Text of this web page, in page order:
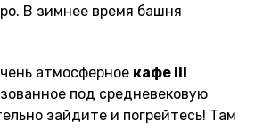
В зимнее время башня
атмосферное кафе III
под средневековую
зайдите и погрейтесь! Там